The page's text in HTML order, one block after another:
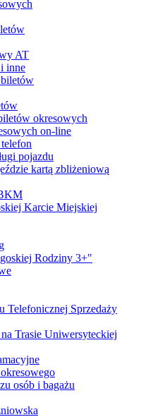
AT
inne
okresowych
on-line
pojazdu
kartą zbliżeniową
Karcie Miejskiej
Rodziny 3+"
Telefonicznej Sprzedaży
Trasie Uniwersyteckiej
osób i bagażu